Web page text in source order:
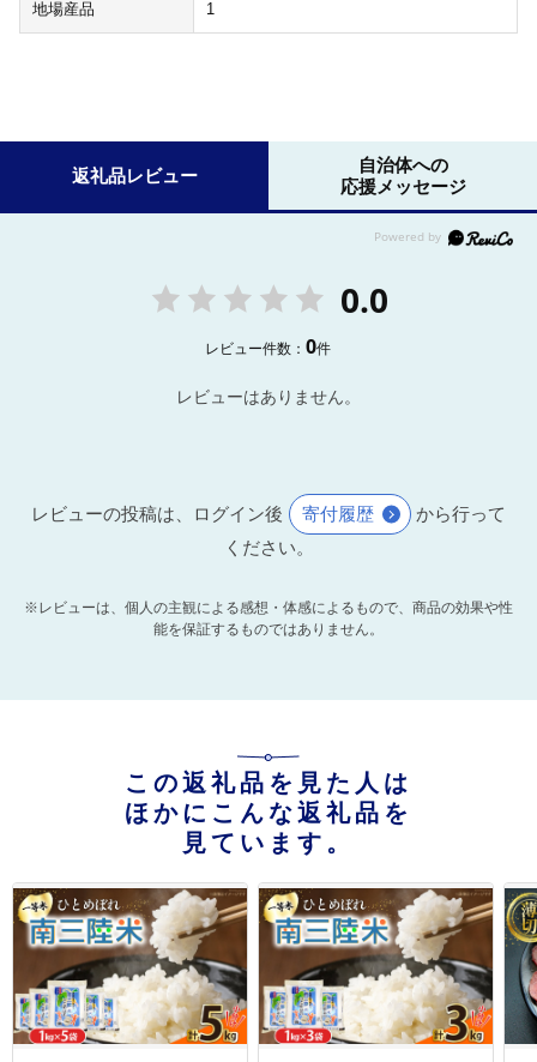
地場産品 1
返礼品レビュー
自治体への
応援メッセージ
0.0
レビュー件数：0件
レビューはありません。
レビューの投稿は、ログイン後 寄付履歴
から行って
ください。
※レビューは、個人の主観による感想・体感によるもので、商品の効果や性
能を保証するものではありません。
この返礼品を見た人は
ほかにこんな返礼品を
見ています。